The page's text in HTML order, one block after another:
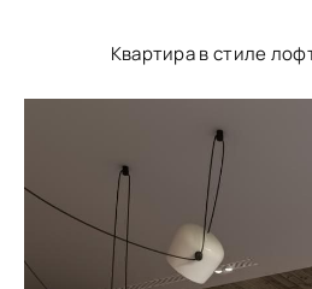
Квартира в стиле